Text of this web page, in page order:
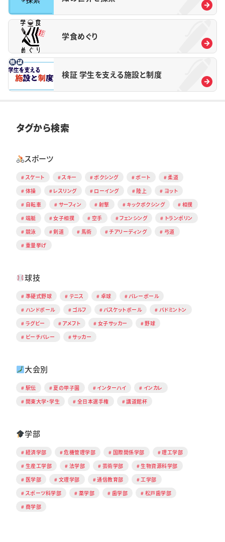
学食めぐり
検証 学生を支える施設と制度
タグから検索
スポーツ
スケート スキー ボクシング ボート
柔道
体操
レスリング ローイング 陸上
ヨット
自転車
サーフィン 射撃 キックボクシング
相撲
端艇
女子相撲 空手 フェンシング
トランポリン
競泳
剣道 馬術 チアリーディング
弓道
重量挙げ
球技
準硬式野球 テニス 卓球
バレーボール
ハンドボール
ゴルフ バスケットボール
バドミントン
ラグビー
アメフト 女子サッカー
野球
ビーチバレー
サッカー
大会別
駅伝 夏の甲子園 インターハイ
インカレ
関東大学・学生
全日本選手権 講道館杯
学部
経済学部 危機管理学部 国際関係学部
理工学部
生産工学部
法学部 芸術学部
生物資源科学部
医学部
文理学部 通信教育部
工学部
スポーツ科学部
薬学部 歯学部
松戸歯学部
商学部